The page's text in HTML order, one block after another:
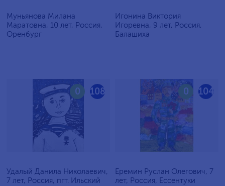
Муньянова Милана
Маратовна, 10 лет, Россия,
Оренбург
Игонина Виктория
Игоревна, 9 лет, Россия,
Балашиха
108
0
Удалый Данила Николаевич,
7 лет, Россия, пгт. Ильский
104
0
Еремин Руслан Олегович, 7
лет, Россия, Ессентуки